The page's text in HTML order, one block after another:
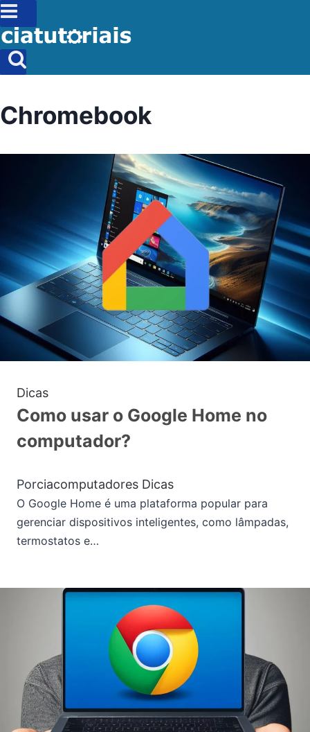
Chromebook
Dicas
Como usar o Google Home no
computador?
Porciacomputadores Dicas
O Google Home é uma plataforma popular para
gerenciar dispositivos inteligentes, como lâmpadas,
termostatos e…